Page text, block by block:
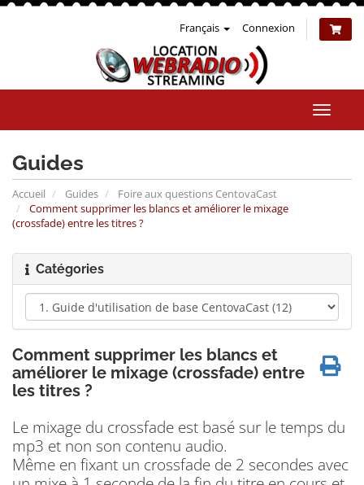
Français Connexion
la
Guides
Accueil Guides
Foire aux questions CentovaCast
Comment supprimer les blancs et améliorer le mixage
(crossfade) entre les titres ?
Catégories
Comment supprimer les blancs et
améliorer le mixage (crossfade) entre
les titres ?
Le mixage du crossfade est basé sur le temps du
mp3 et non son contenu audio.
Même en fixant un crossfade de 2 secondes avec